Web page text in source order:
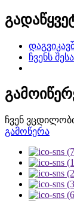
ჩვენს
ჩვენ
გამოწერა